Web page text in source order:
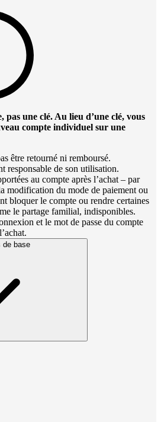
une clé. Au lieu d’une clé, vous
compte individuel sur une
être retourné ni remboursé.
responsable de son utilisation.
au compte après l’achat – par
modification du mode de paiement ou
bloquer le compte ou rendre certaines
le partage familial, indisponibles.
et le mot de passe du compte
de base